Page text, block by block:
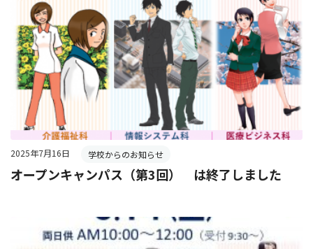
2025年7月16日 学校からのお知らせ
オープンキャンパス（第3回） は終了しました